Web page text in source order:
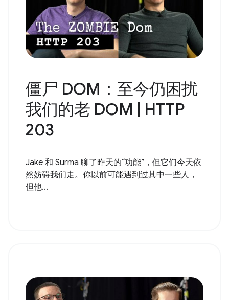
僵尸 DOM：至今仍困扰
我们的老 DOM | HTTP
203
Jake 和 Surma 聊了昨天的“功能”，但它们今天依
然妨碍我们走。你以前可能遇到过其中一些人，
但他...